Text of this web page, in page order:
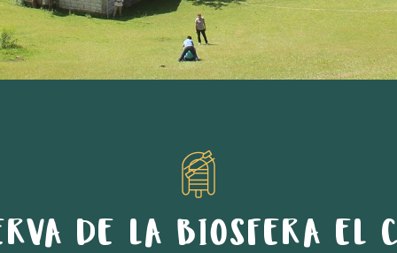
DE LA BIOSFERA EL